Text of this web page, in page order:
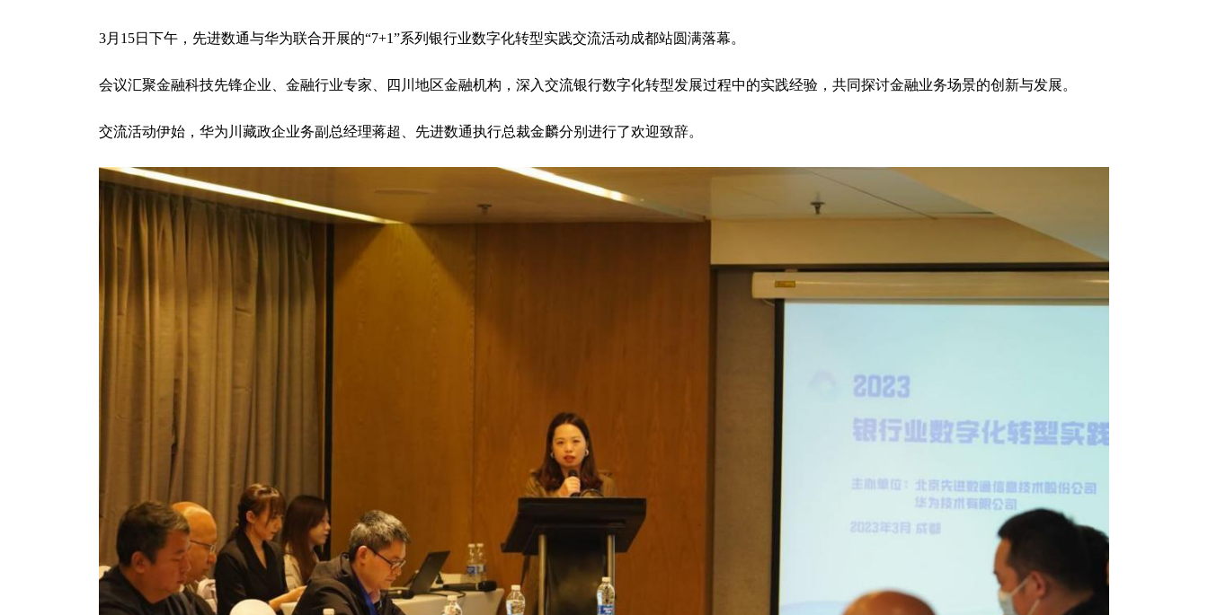
3月15日下午，先进数通与华为联合开展的“7+1”系列银行业数字化转型实践交流活动成都站圆满落幕。
会议汇聚金融科技先锋企业、金融行业专家、四川地区金融机构，深入交流银行数字化转型发展过程中的实践经验，共同探讨金融业务场景的创新与发展。
交流活动伊始，华为川藏政企业务副总经理蒋超、先进数通执行总裁金麟分别进行了欢迎致辞。